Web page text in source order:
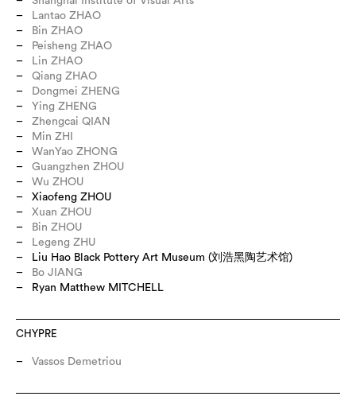
Lantao ZHAO
Bin ZHAO
Peisheng ZHAO
Lin ZHAO
Qiang ZHAO
Dongmei ZHENG
Ying ZHENG
Zhengcai QIAN
Min ZHI
WanYao ZHONG
Guangzhen ZHOU
Wu ZHOU
Xiaofeng ZHOU
Xuan ZHOU
Bin ZHOU
Legeng ZHU
Liu Hao Black Pottery Art Museum (刘浩黑陶艺术馆)
Bo JIANG
Ryan Matthew MITCHELL
CHYPRE
Vassos Demetriou